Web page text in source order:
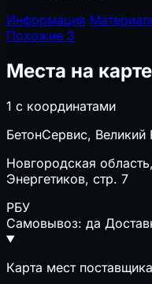
Информация
Похожие 3
Места на карте
1 с координатами
БетонСервис, Великий
Новгородская
Энергетиков, стр. 7
РБУ
Самовывоз: да
Карта мест поставщика